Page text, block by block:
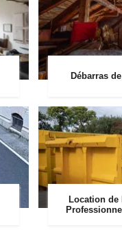
Débarras
Location de